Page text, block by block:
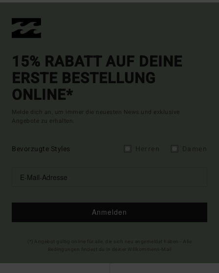
15% RABATT AUF DEINE
ERSTE BESTELLUNG
ONLINE*
Melde dich an, um immer die neuesten News und exklusive
Angebote zu erhalten.
Bevorzugte Styles
Anmelden